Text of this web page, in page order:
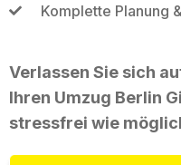
Komplette Planung
Verlassen Sie sich
Ihren Umzug Berlin
stressfrei wie